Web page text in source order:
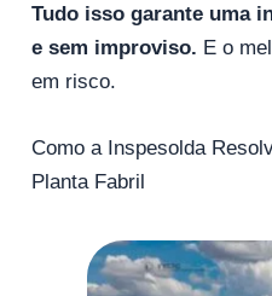
Tudo isso garante uma
e sem improviso. E o
em risco.
Como a Inspesolda
Planta Fabril